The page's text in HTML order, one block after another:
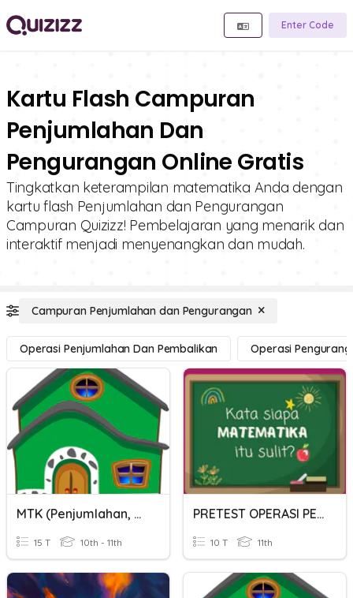
Enter Code
Kartu Flash Campuran
Penjumlahan Dan
Pengurangan Online Gratis
Tingkatkan keterampilan matematika Anda dengan
kartu flash Penjumlahan dan Pengurangan
Campuran Quizizz! Pembelajaran yang menarik dan
interaktif menjadi menyenangkan dan mudah.
Campuran Penjumlahan dan Pengurangan
Operasi Penjumlahan Dan Pembalikan Operasi
MTK (Penjumlahan, Pengurangan, Pembagian Dan Perkalian)
15 T 10th - 11th
PRETEST OPERASI PERKALIAN DAN PEMBAGIAN POLINOMIAL
10 T 11th